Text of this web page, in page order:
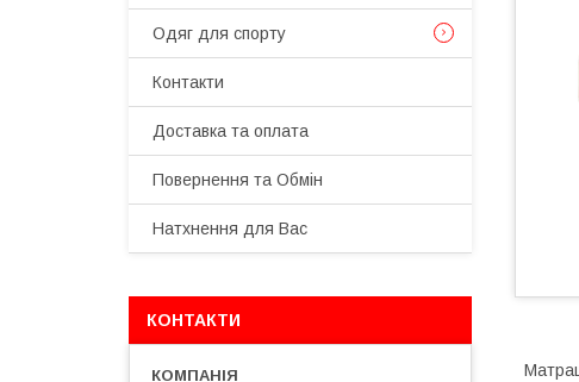
Одяг для спорту
Контакти
Доставка та оплата
Повернення та Обмін
Натхнення для Вас
КОНТАКТИ